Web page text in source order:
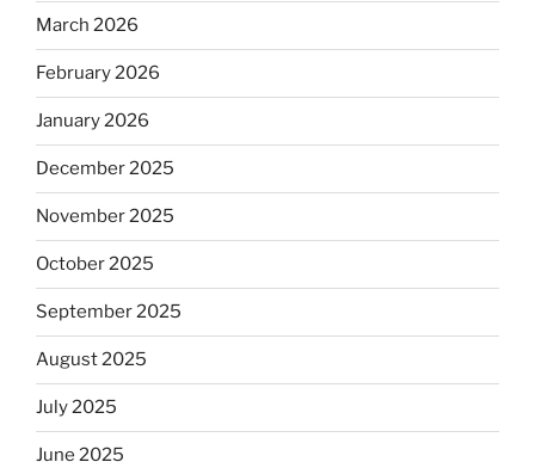
March 2026
February 2026
January 2026
December 2025
November 2025
October 2025
September 2025
August 2025
July 2025
June 2025